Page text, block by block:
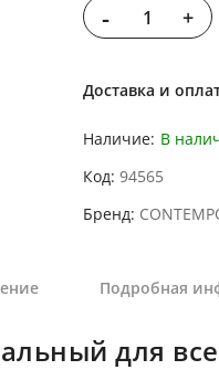
- +
Доставка и
Наличие: В
Код 94565
Бренд
для
Подробная